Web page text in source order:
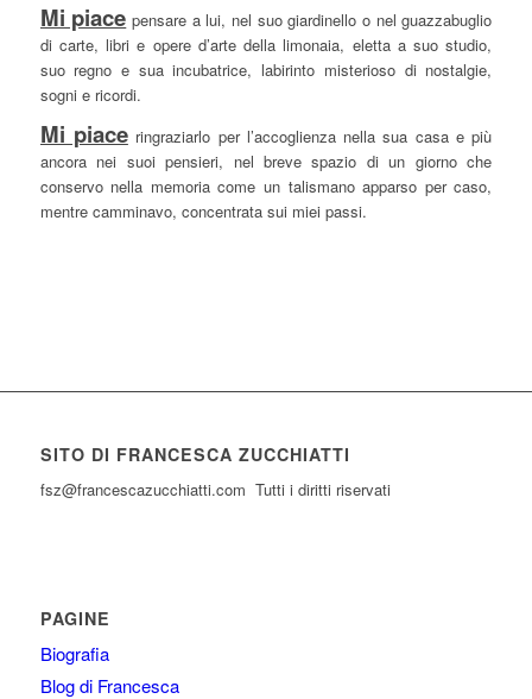
Mi piace pensare a lui, nel suo giardinello o nel guazzabuglio
di carte, libri e opere d’arte della limonaia, eletta a suo studio,
suo regno e sua incubatrice, labirinto misterioso di nostalgie,
sogni e ricordi.
Mi piaceringraziarlo per l’accoglienza nella sua casa e più
ancora nei suoi pensieri, nel breve spazio di un giorno che
conservo nella memoria come un talismano apparso per caso,
mentre camminavo, concentrata sui miei passi.
SITO DI FRANCESCA ZUCCHIATTI
fsz@francescazucchiatti.com Tutti i diritti riservati
PAGINE
Biografia
Blog di Francesca